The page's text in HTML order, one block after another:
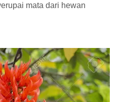
mata dari hewan